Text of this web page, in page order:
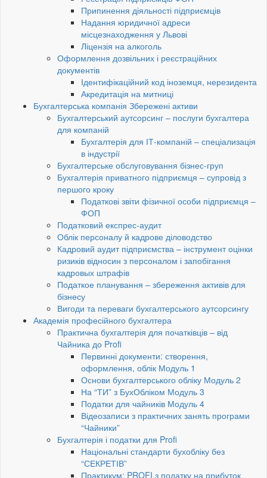
Припинення діяльності підприємців
Надання юридичної адреси
місцезнаходження у Львові
Ліцензія на алкоголь
Оформлення дозвільних і реєстраційних
документів
Ідентифікаційний код іноземця, нерезидента
Акредитація на митниці
Бухгалтерська компанія Збережені активи
Бухгалтерський аутсорсинг – послуги бухгалтера
для компаній
Бухгалтерія для ІТ-компаній – спеціализація
в індустрії
Бухгалтерське обслуговування бізнес-груп
Бухгалтерія приватного підприємця – супровід з
першого кроку
Податкові звіти фізичної особи підприємця –
ФОП
Податковий експрес-аудит
Облік персоналу й кадрове діловодство
Кадровий аудит підприємства – інструмент оцінки
ризиків відносин з персоналом і запобігання
кадровых штрафів
Податкое планування – збереження активів для
бізнесу
Вигоди та переваги бухгалтерського аутсорсингу
Академія професійного бухгалтера
Практична бухгалтерія для початківців – від
Чайника до Profi
Первинні документи: створення,
оформлення, облік Модуль 1
Основи бухгалтерського обліку Модуль 2
На “ТИ” з БухОбліком Модуль 3
Податки для чайників Модуль 4
Відеозаписи з практичних занять програми
“Чайники”
Бухгалтерія і податки для Profi
Національні стандарти бухобліку без
“СЕКРЕТІВ”
Практикум: PROFI з податку на прибуток